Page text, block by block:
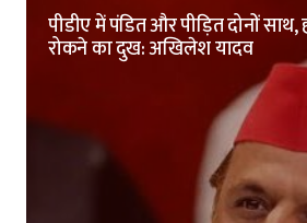
पीडीए में पंडित और पीड़ित दोनों
रोकने का दुख: अखिलेश यादव